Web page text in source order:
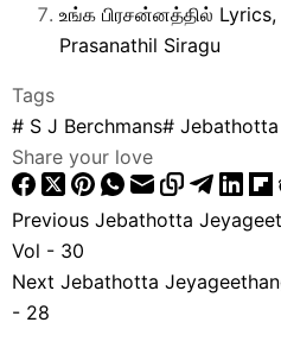
உங்க பிரசன்னத்தில்
Prasanathil Siragu
Tags
# S J Berchmans#
Share your love
Previous Jebathotta
Vol - 30
Next Jebathotta
- 28